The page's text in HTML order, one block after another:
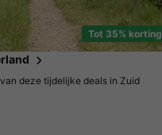
Tot 35% korting
deze tijdelijke deals in Zuid